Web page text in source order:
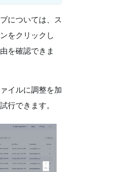
については、ス
をクリックし
を確認できま
イルに調整を加
行できます。